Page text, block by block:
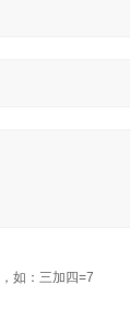
如：三加四=7